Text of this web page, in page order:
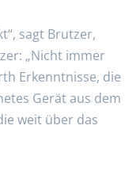
sagt Brutzer,
„Nicht immer
Erkenntnisse, die
Gerät aus dem
weit über das